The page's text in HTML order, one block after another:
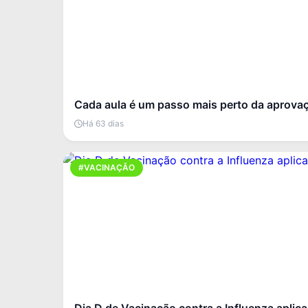
Cada aula é um passo mais perto da
Há 63 dias
#VACINAÇÃO